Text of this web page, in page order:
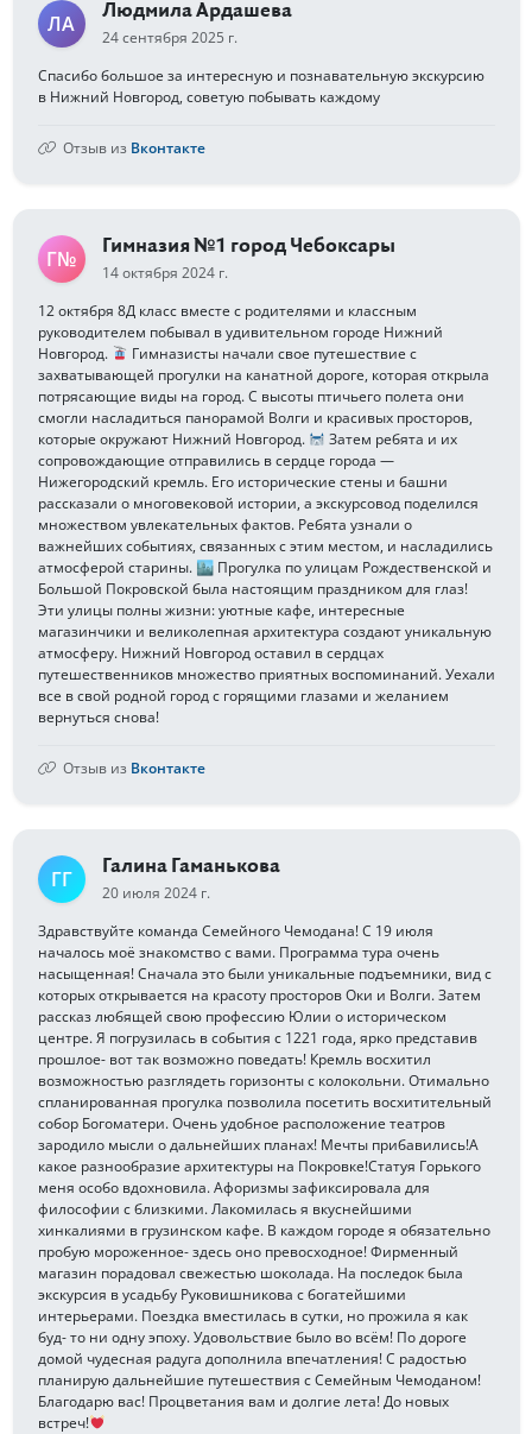
ЛА
Людмила Ардашева
24 сентября 2025 г.
Спасибо большое за интересную и познавательную экскурсию
в Нижний Новгород, советую побывать каждому
Отзыв из Вконтакте
Г№
Гимназия №1 город Чебоксары
14 октября 2024 г.
12 октября 8Д класс вместе с родителями и классным
руководителем побывал в удивительном городе Нижний
Новгород.
Гимназисты начали свое путешествие с
захватывающей прогулки на канатной дороге, которая открыла
потрясающие виды на город. С высоты птичьего полета они
смогли насладиться панорамой Волги и красивых просторов,
которые окружают Нижний Новгород.
Затем ребята и их
сопровождающие отправились в сердце города —
Нижегородский кремль. Его исторические стены и башни
рассказали о многовековой истории, а экскурсовод поделился
множеством увлекательных фактов. Ребята узнали о
важнейших событиях, связанных с этим местом, и насладились
атмосферой старины. 🏙 Прогулка по улицам Рождественской и
Большой Покровской была настоящим праздником для глаз!
Эти улицы полны жизни: уютные кафе, интересные
магазинчики и великолепная архитектура создают уникальную
атмосферу. Нижний Новгород оставил в сердцах
путешественников множество приятных воспоминаний. Уехали
все в свой родной город с горящими глазами и желанием
вернуться снова!
Отзыв из Вконтакте
ГГ
Галина Гаманькова
20 июля 2024 г.
Здравствуйте команда Семейного Чемодана! С 19 июля
началось моё знакомство с вами. Программа тура очень
насыщенная! Сначала это были уникальные подъемники, вид с
которых открывается на красоту просторов Оки и Волги. Затем
рассказ любящей свою профессию Юлии о историческом
центре. Я погрузилась в события с 1221 года, ярко представив
прошлое- вот так возможно поведать! Кремль восхитил
возможностью разглядеть горизонты с колокольни. Отимально
спланированная прогулка позволила посетить восхитительный
собор Богоматери. Очень удобное расположение театров
зародило мысли о дальнейших планах! Мечты прибавились!А
какое разнообразие архитектуры на Покровке!Статуя Горького
меня особо вдохновила. Афоризмы зафиксировала для
философии с близкими. Лакомилась я вкуснейшими
хинкалиями в грузинском кафе. В каждом городе я обязательно
пробую мороженное- здесь оно превосходное! Фирменный
магазин порадовал свежестью шоколада. На последок была
экскурсия в усадьбу Руковишникова с богатейшими
интерьерами. Поездка вместилась в сутки, но прожила я как
буд- то ни одну эпоху. Удовольствие было во всём! По дороге
домой чудесная радуга дополнила впечатления! С радостью
планирую дальнейшие путешествия с Семейным Чемоданом!
Благодарю вас! Процветания вам и долгие лета! До новых
встреч!